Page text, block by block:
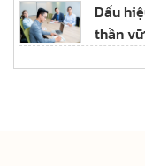
Dấu
thần